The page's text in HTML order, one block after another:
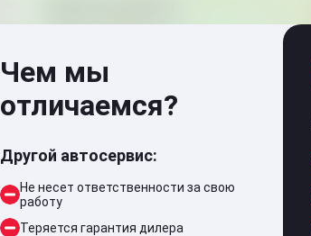
Чем мы
отличаемся?
Другой автосервис:
Не несет ответственности за свою
работу
Теряется гарантия дилера